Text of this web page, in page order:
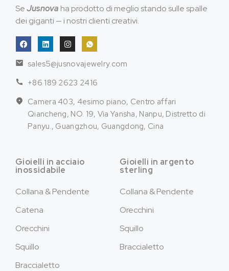
SeJusnova ha prodotto di meglio stando sulle spalle
dei giganti — i nostri clienti creativi.
sales5@jusnovajewelry.com
+86 189 2623 2416
Camera 403, 4esimo piano, Centro affari
Qiancheng, NO. 19, Via Yansha, Nanpu, Distretto di
Panyu., Guangzhou, Guangdong, Cina
Gioielli in acciaio
inossidabile
Collana & Pendente
Catena
Orecchini
Squillo
Braccialetto
Gioielli in argento
sterling
Collana & Pendente
Orecchini
Squillo
Braccialetto